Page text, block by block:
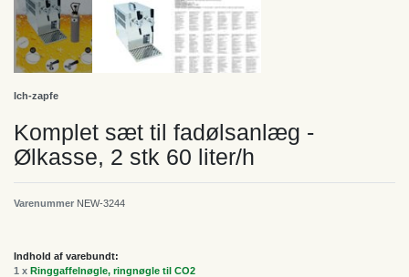
Ich-zapfe
Komplet sæt til fadølsanlæg -
Ølkasse, 2 stk 60 liter/h
Varenummer NEW-3244
Indhold af varebundt:
1 x Ringgaffelnøgle, ringnøgle til CO2